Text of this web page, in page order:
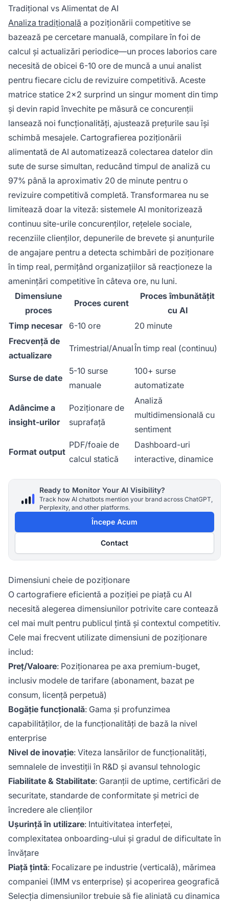
Tradițional vs Alimentat de AI
Analiza tradițională a poziționării competitive se
bazează pe cercetare manuală, compilare în foi de
calcul și actualizări periodice—un proces laborios care
necesită de obicei 6-10 ore de muncă a unui analist
pentru fiecare ciclu de revizuire competitivă. Aceste
matrice statice 2x2 surprind un singur moment din timp
și devin rapid învechite pe măsură ce concurenții
lansează noi funcționalități, ajustează prețurile sau își
schimbă mesajele. Cartografierea poziționării
alimentată de AI automatizează colectarea datelor din
sute de surse simultan, reducând timpul de analiză cu
97% până la aproximativ 20 de minute pentru o
revizuire competitivă completă. Transformarea nu se
limitează doar la viteză: sistemele AI monitorizează
continuu site-urile concurenților, rețelele sociale,
recenziile clienților, depunerile de brevete și anunțurile
de angajare pentru a detecta schimbări de poziționare
în timp real, permițând organizațiilor să reacționeze la
amenințări competitive în câteva ore, nu luni.
Dimensiune
proces
Proces curent
Proces îmbunătățit
cu AI
Timp necesar
6-10 ore
20 minute
Frecvență de
actualizare
Trimestrial/Anual În timp real (continuu)
Surse de date
5-10 surse
manuale
100+ surse
automatizate
Adâncime a
insight-urilor
Poziționare de
suprafață
Analiză
multidimensională cu
sentiment
Format output
PDF/foaie de
calcul statică
Dashboard-uri
interactive, dinamice
Ready to Monitor Your AI Visibility?
Track how AI chatbots mention your brand across ChatGPT,
Perplexity, and other platforms.
Începe Acum
Contact
Dimensiuni cheie de poziționare
O cartografiere eficientă a poziției pe piață cu AI
necesită alegerea dimensiunilor potrivite care contează
cel mai mult pentru publicul țintă și contextul competitiv.
Cele mai frecvent utilizate dimensiuni de poziționare
includ:
Preț/Valoare: Poziționarea pe axa premium-buget,
inclusiv modele de tarifare (abonament, bazat pe
consum, licență perpetuă)
Bogăție funcțională: Gama și profunzimea
capabilităților, de la funcționalități de bază la nivel
enterprise
Nivel de inovație: Viteza lansărilor de funcționalități,
semnalele de investiții în R&D și avansul tehnologic
Fiabilitate & Stabilitate: Garanții de uptime, certificări de
securitate, standarde de conformitate și metrici de
încredere ale clienților
Ușurință în utilizare: Intuitivitatea interfeței,
complexitatea onboarding-ului și gradul de dificultate în
învățare
Piață țintă: Focalizare pe industrie (verticală), mărimea
companiei (IMM vs enterprise) și acoperirea geografică
Selecția dimensiunilor trebuie să fie aliniată cu dinamica